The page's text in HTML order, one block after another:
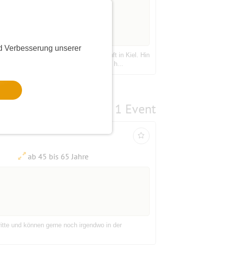
Verbesserung unserer
ist in Rostock-Warnemünde, Ankunft in Kiel. Hin
nette Mitreisende freuen🤗💚🛳️🌞. h...
1 Event
ab 45 bis 65 Jahre
und können gerne noch irgendwo in der